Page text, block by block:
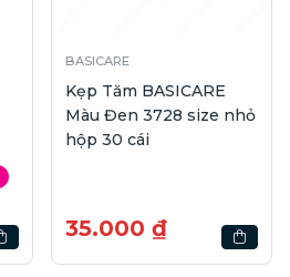
BASICARE
Kẹp Tăm BASICARE
Màu Đen 3728 size nhỏ
hộp 30 cái
35.000 ₫